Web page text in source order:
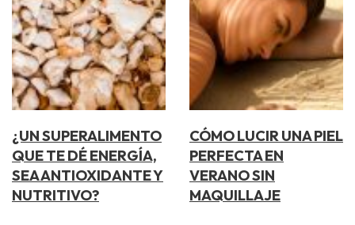
¿UN SUPERALIMENTO
QUE TE DÉ ENERGÍA,
SEA ANTIOXIDANTE Y
NUTRITIVO?
CÓMO LUCIR UNA PIEL
PERFECTA EN
VERANO SIN
MAQUILLAJE